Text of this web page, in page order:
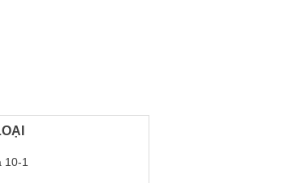
10-1